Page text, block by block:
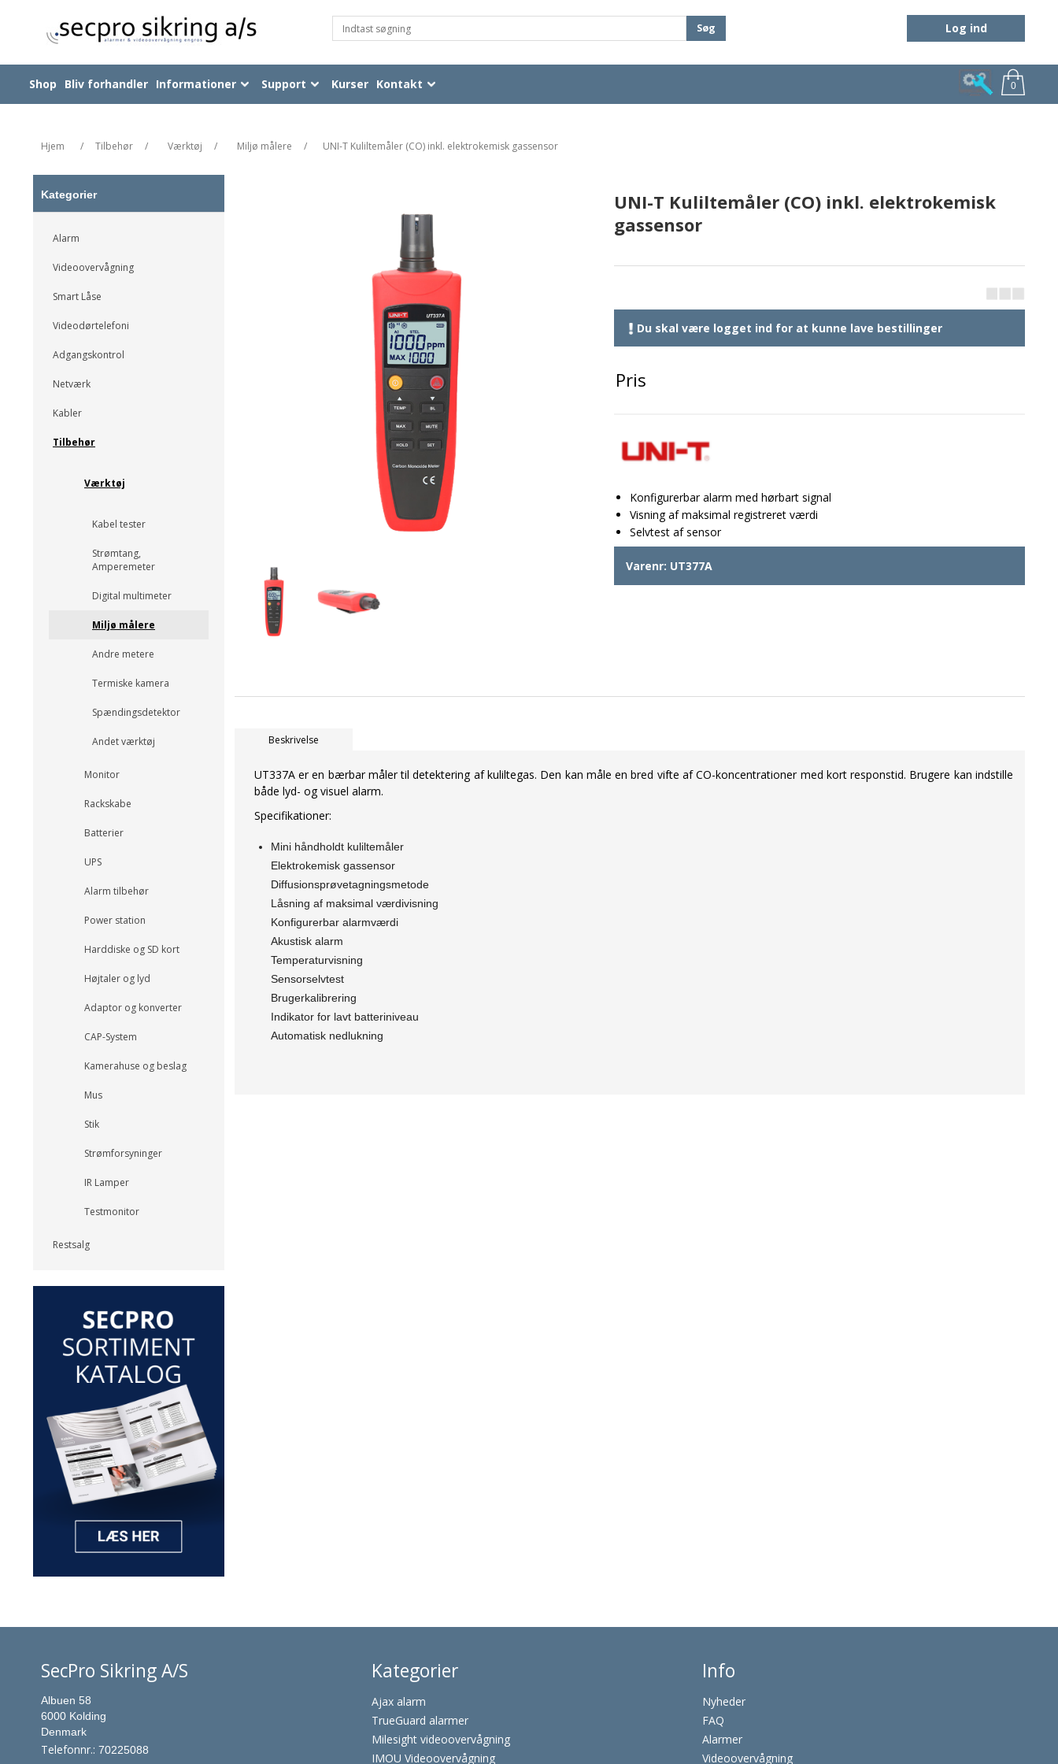
Søg Log ind
0
Shop Bliv forhandler Informationer Support Kurser Kontakt
Hjem / Tilbehør / Værktøj / Miljø målere / UNI-T Kuliltemåler (CO) inkl. elektrokemisk gassensor
Kategorier
Alarm
Videoovervågning
Smart Låse
Videodørtelefoni
Adgangskontrol
Netværk
Kabler
Tilbehør
Værktøj
Kabel tester
Strømtang,
Amperemeter
Digital multimeter
Miljø målere
Andre metere
Termiske kamera
Spændingsdetektor
Andet værktøj
Monitor
Rackskabe
Batterier
UPS
Alarm tilbehør
Power station
Harddiske og SD kort
Højtaler og lyd
Adaptor og konverter
CAP-System
Kamerahuse og beslag
Mus
Stik
Strømforsyninger
IR Lamper
Testmonitor
Restsalg
UNI-T Kuliltemåler (CO) inkl. elektrokemisk
gassensor
Du skal være logget ind for at kunne lave bestillinger
Pris
Konfigurerbar alarm med hørbart signal
Visning af maksimal registreret værdi
Selvtest af sensor
Varenr: UT377A
Beskrivelse
UT337A er en bærbar måler til detektering af kuliltegas. Den kan måle en bred vifte af CO-koncentrationer med kort responstid. Brugere kan indstille
både lyd- og visuel alarm.
Specifikationer:
Mini håndholdt kuliltemåler
Elektrokemisk gassensor
Diffusionsprøvetagningsmetode
Låsning af maksimal værdivisning
Konfigurerbar alarmværdi
Akustisk alarm
Temperaturvisning
Sensorselvtest
Brugerkalibrering
Indikator for lavt batteriniveau
Automatisk nedlukning
SecPro Sikring A/S
Albuen 58
6000 Kolding
Denmark
Telefonnr.: 70225088
Kategorier
Ajax alarm
TrueGuard alarmer
Milesight videoovervågning
IMOU Videoovervågning
Info
Nyheder
FAQ
Alarmer
Videoovervågning